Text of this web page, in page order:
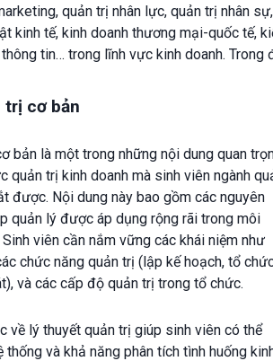
quản trị nhân lực, quản trị nhân sự,
kinh tế, kinh doanh thương mại-quốc tế,
tin… trong lĩnh vực kinh doanh. Trong
trị cơ bản
bản là một trong những nội dung quan
quản trị kinh doanh mà sinh viên ngành
được. Nội dung này bao gồm các nguyên
quản lý được áp dụng rộng rãi trong môi
viên cần nắm vững các khái niệm như
chức năng quản trị (lập kế hoạch, tổ
và các cấp độ quản trị trong tổ chức.
về lý thuyết quản trị giúp sinh viên có thể
thống và khả năng phân tích tình huống